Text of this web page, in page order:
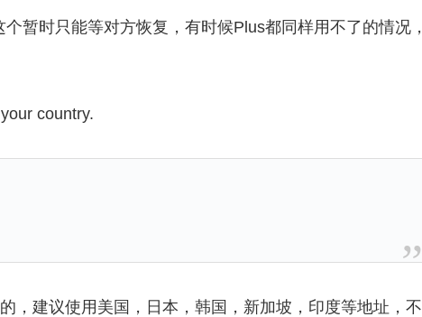
暂时只能等对方恢复，有时候Plus都同样用不了的情况，
country.
，建议使用美国，日本，韩国，新加坡，印度等地址，不